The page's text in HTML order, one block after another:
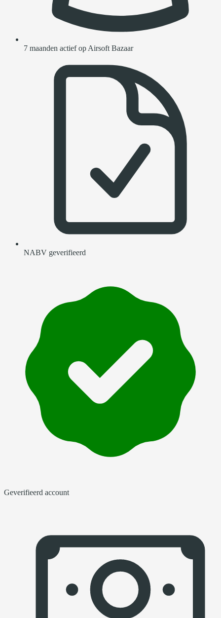
7 maanden actief op Airsoft Bazaar
NABV geverifieerd
Geverifieerd account